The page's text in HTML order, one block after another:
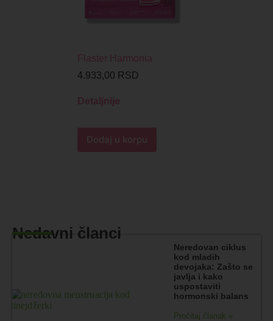
Flaster Harmonia
4.933,00 RSD
Detaljnije
Dodaj u korpu
Nedavni članci
Neredovan ciklus
kod mladih
devojaka: Zašto se
javlja i kako
uspostaviti
hormonski balans
Pročitaj članak »